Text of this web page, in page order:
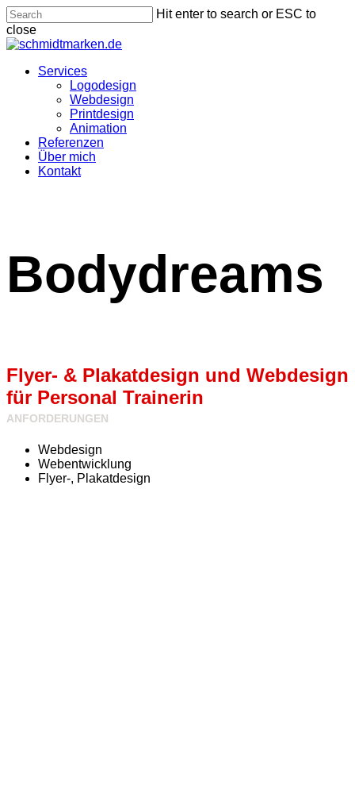
Skip
to
main
Hit enter to search or ESC to
close
Close
Menu
Services
Logodesign
Webdesign
Printdesign
Animation
Referenzen
Über mich
Kontakt
Bodydreams
Flyer- & Plakatdesign und Webdesign
für Personal Trainerin
ANFORDERUNGEN
Webdesign
Webentwicklung
Flyer-, Plakatdesign
Website
Website